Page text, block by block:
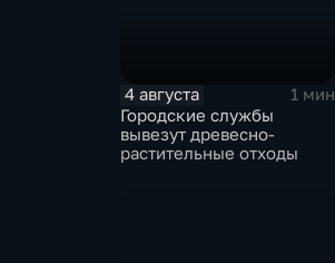
4 августа
1 мин
Городские службы
вывезут древесно-
растительные отходы